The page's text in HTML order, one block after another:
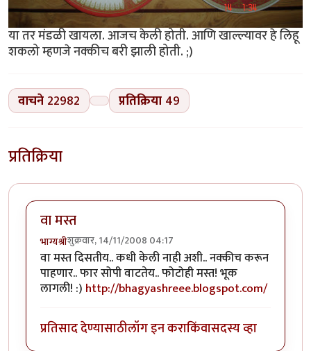
या तर मंडळी खायला. आजच केली होती. आणि खाल्ल्यावर हे लिहू
शकलो म्हणजे नक्कीच बरी झाली होती. ;)
वाचने 22982 प्रतिक्रिया 49
प्रतिक्रिया
वा मस्त
भाग्यश्रीशुक्रवार, 14/11/2008 04:17
वा मस्त दिसतीय.. कधी केली नाही अशी.. नक्कीच करून
पाहणार.. फार सोपी वाटतेय.. फोटोही मस्त! भूक
लागली! :) http://bhagyashreee.blogspot.com/
प्रतिसाद देण्यासाठीलॉग इन कराकिंवासदस्य व्हा